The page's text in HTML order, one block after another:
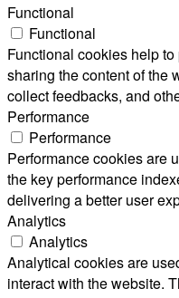
Functional
Functional
Functional cookies help
sharing the content of the
collect feedbacks, and
Performance
Performance
Performance cookies are
the key performance
delivering a better user
Analytics
Analytics
Analytical cookies are
interact with the website.